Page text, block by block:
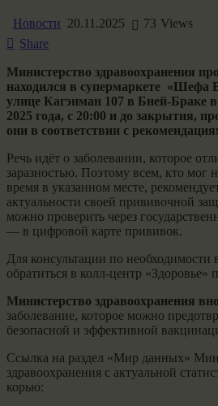
Новости 20.11.2025 73 Views
Share
Министерство здравоохранения
находился в супермаркете «Шефа
улице Кагэнман 107 в Бней-Браке в
2025 года, с 20:00 и до закрытия,
они в соответствии с
Речь идёт о заболевании, которое
заразностью. Поэтому всем, кто мог
время в указанном месте,
актуальности своей прививочной
можно проверить через
— в цифровой карте прививок.
Для консультации по
обратиться в колл-центр «Здоровье»
Министерство здравоохранения
заболевание, которое можно
безопасной и эффективной
Ссылка на раздел «Мир данных»
здравоохранения с актуальной
корью: